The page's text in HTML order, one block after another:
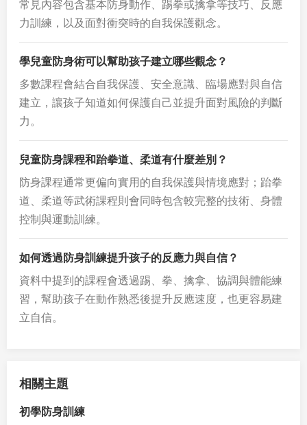
常見內容包含基本防身動作、踢拳或擒拿等技巧、反應
力訓練，以及面對衝突時的自我保護觀念。
學兒童防身術可以幫助孩子建立哪些觀念？
多數課程會結合自我保護、安全意識、臨場應對與自信
建立，讓孩子知道如何保護自己並提升面對風險的判斷
力。
兒童防身課程和跆拳道、柔道有什麼差別？
防身課程通常更偏向實用的自我保護與情境應對；跆拳
道、柔道等武術課程則會同時包含較完整的技術、身體
控制與運動訓練。
如何透過防身訓練提升孩子的反應力與自信？
資料中提到的課程會透過踢、拳、擒拿、協調與體能練
習，幫助孩子在動作熟悉後提升反應速度，也更容易建
立自信。
相關主題
初學防身訓練